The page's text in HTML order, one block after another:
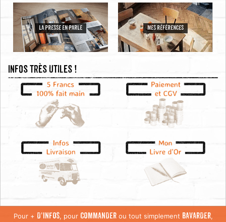
LA PRESSE EN PARLE MES RÉFÉRENCES
Infos très utiles !
Pour + D'INFOS, pour COMMANDERou tout simplement BAVARDER,